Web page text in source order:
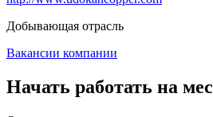
Добывающая отрасль
Вакансии компании
Начать работать на